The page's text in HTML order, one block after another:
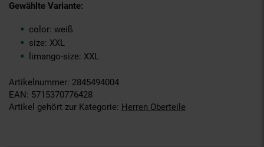
Gewählte Variante:
color: weiß
size: XXL
limango-size: XXL
Artikelnummer: 2845494004
EAN: 5715370776428
Artikel gehört zur Kategorie: Herren Oberteile